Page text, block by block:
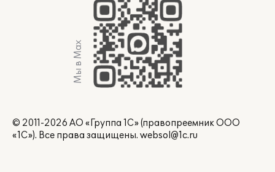
Мы в Max
© 2011-2026 АО «Группа 1С» (правопреемник ООО
«1С»). Все права защищены. websol@1c.ru